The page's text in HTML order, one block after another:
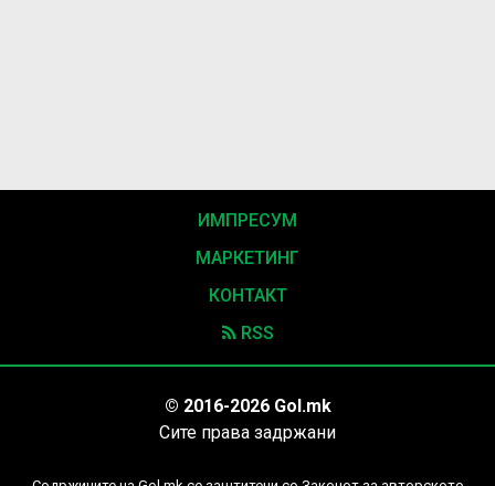
ИМПРЕСУМ
МАРКЕТИНГ
КОНТАКТ
RSS
© 2016-2026 Gol.mk
Сите права задржани